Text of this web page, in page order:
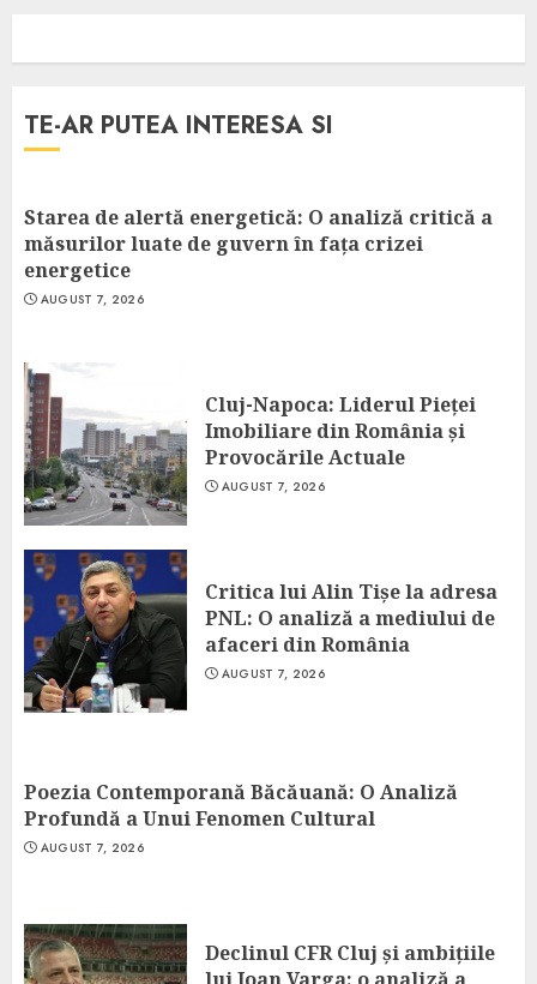
TE-AR PUTEA INTERESA SI
Starea de alertă energetică: O analiză critică a
măsurilor luate de guvern în fața crizei
energetice
AUGUST 7, 2026
Cluj-Napoca: Liderul Pieței
Imobiliare din România și
Provocările Actuale
AUGUST 7, 2026
Critica lui Alin Tișe la adresa
PNL: O analiză a mediului de
afaceri din România
AUGUST 7, 2026
Poezia Contemporană Băcăuană: O Analiză
Profundă a Unui Fenomen Cultural
AUGUST 7, 2026
Declinul CFR Cluj și ambițiile